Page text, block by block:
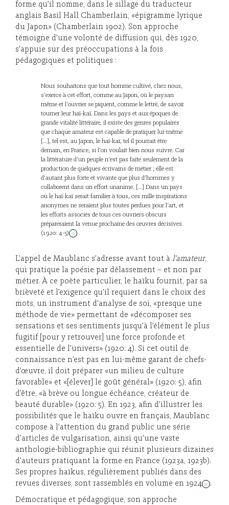
forme qu’il nomme, dans le sillage du traducteur
anglais Basil Hall Chamberlain, «épigramme lyrique
du Japon» (Chamberlain 1902). Son approche
témoigne d’une volonté de diffusion qui, dès 1920,
s’appuie sur des préoccupations à la fois
pédagogiques et politiques :
Nous souhaitons que tout homme cultivé, chez nous,
s’exerce à cet effort, comme au Japon, où le paysan
même et l’ouvrier se piquent, comme le lettré, de savoir
tourner leur haï-kaï. Dans les pays et aux époques de
grande vitalité littéraire, il existe des genres populaires
que chaque amateur est capable de pratiquer lui-même
[…], tel est, au Japon, le haï-kaï, tel il pourrait être
demain, en France, si l’on voulait bien nous suivre. Car
la littérature d’un peuple n’est pas faite seulement de la
production de quelques écrivains de métier ; elle est
d’autant plus forte et vivante que plus d’hommes y
collaborent dans un effort unanime. […] Dans un pays
où le haï-kaï serait familier à tous, ces mille inspirations
anonymes ne seraient plus toutes perdues pour l’art, et
les efforts associés de tous ces ouvriers obscurs
prépareraient la venue prochaine des œuvres décisives.
(1920: 4-5)
9
L’appel de Maublanc s’adresse avant tout à l’amateur,
qui pratique la poésie par délassement – et non par
métier. À ce poète particulier, le haïku fournit, par sa
brièveté et l’exigence qu’il requiert dans le choix des
mots, un instrument d’analyse de soi, «presque une
méthode de vie» permettant de «décomposer ses
sensations et ses sentiments jusqu’à l’élément le plus
fugitif [pour y retrouver] une force profonde et
essentielle de l’univers» (1920: 4). Si cet outil de
connaissance n’est pas en lui-même garant de chefs-
d’œuvre, il doit préparer «un milieu de culture
favorable» et «[élever] le goût général» (1920: 5), afin
d’être, «à brève ou longue échéance, créateur de
beauté durable» (1920: 5). En 1923, afin d’illustrer les
possibilités que le haïku ouvre en français, Maublanc
compose à l’attention du grand public une série
d’articles de vulgarisation, ainsi qu’une vaste
anthologie-bibliographie qui réunit plusieurs dizaines
d’auteurs pratiquant la forme en France (1923a, 1923b).
Ses propres haïkus, régulièrement publiés dans des
revues diverses, sont rassemblés en volume en 1924 10 .
Démocratique et pédagogique, son approche